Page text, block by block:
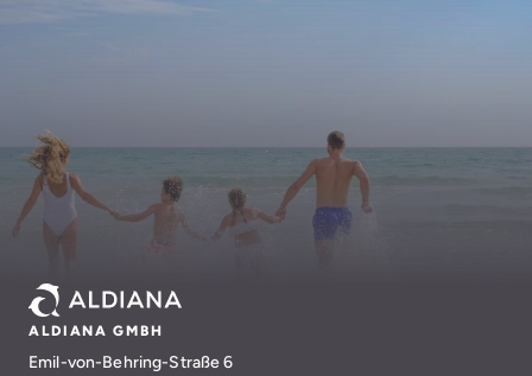
ALDIANA GMBH
Emil-von-Behring-Straße 6